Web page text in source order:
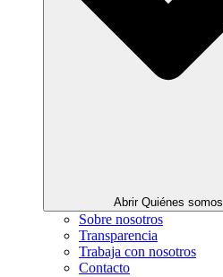
Abrir Quiénes somos
Sobre nosotros
Transparencia
Trabaja con nosotros
Contacto